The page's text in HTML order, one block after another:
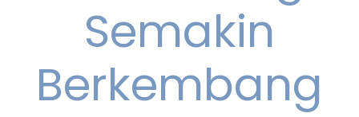
Semakin
Berkembang